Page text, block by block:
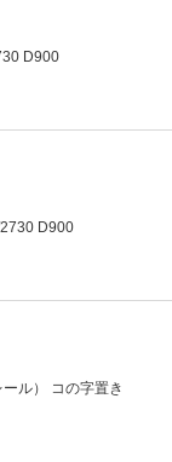
D900
D900
ル） コの字置き